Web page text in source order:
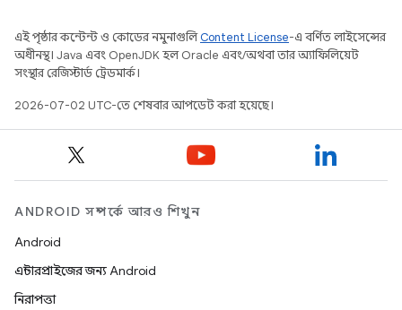
এই পৃষ্ঠার কন্টেন্ট ও কোডের নমুনাগুলিContent License-এ বর্ণিত লাইসেন্সের
অধীনস্থ। Java এবং OpenJDK হল Oracle এবং/অথবা তার অ্যাফিলিয়েট
সংস্থার রেজিস্টার্ড ট্রেডমার্ক।
2026-07-02 UTC-তে শেষবার আপডেট করা হয়েছে।
ANDROID সম্পর্কে আরও শিখুন
Android
এন্টারপ্রাইজের জন্য Android
নিরাপত্তা